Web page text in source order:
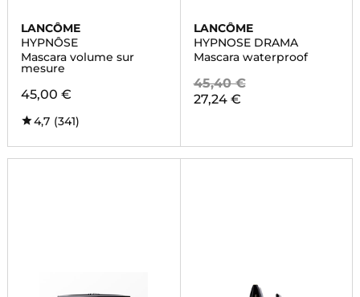
LANCÔME
HYPNÔSE
Mascara volume sur
mesure
45,00 €
4,7 (341)
LANCÔME
HYPNOSE DRAMA
Mascara waterproof
45,40 €
27,24 €